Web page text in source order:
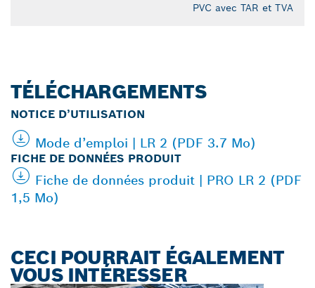
PVC avec TAR et TVA
TÉLÉCHARGEMENTS
NOTICE D’UTILISATION
Mode d’emploi | LR 2 (PDF 3.7 Mo)
FICHE DE DONNÉES PRODUIT
Fiche de données produit | PRO LR 2 (PDF
1,5 Mo)
CECI POURRAIT ÉGALEMENT
VOUS INTÉRESSER